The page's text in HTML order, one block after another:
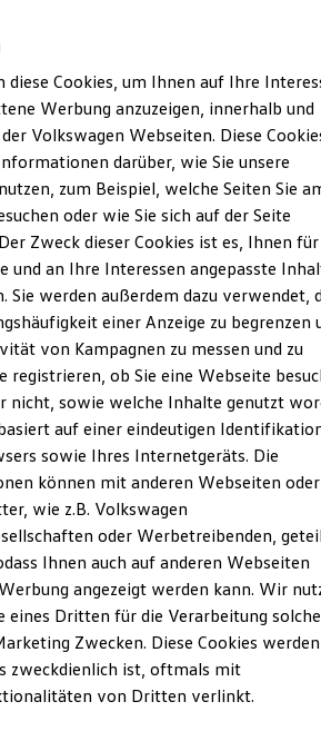
Special
Pflege & Inspektion
anfragen
Vorteile bei Volkswagen Nutzfahrzeuge
Service
& Reifen Service
und Pannenhilfe
& Apps
App
für Ihren ID. Buzz
für Ihren Transporter/Caravelle
für Ihren Amarok
für andere Modelle
Pro
Interface Data
Pathfinder
Software Updates
Besitzer
und Sicherheitssysteme
und Ölverdünnung
Betriebsflüssigkeiten
und Lifestyle Produkte
Business
Strom
Ansprechpartner
vereinbaren
im
diese Cookies, um Ihnen auf Ihre
Werbung anzuzeigen, innerhalb und
Volkswagen Webseiten. Diese
darüber, wie Sie unsere
zum Beispiel, welche Seiten Sie
oder wie Sie sich auf der Seite
Zweck dieser Cookies ist es, Ihnen für
und an Ihre Interessen angepasste
Sie werden außerdem dazu verwendet,
einer Anzeige zu begrenzen
von Kampagnen zu messen und zu
registrieren, ob Sie eine Webseite
nicht, sowie welche Inhalte genutzt
auf einer eindeutigen
sowie Ihres Internetgeräts. Die
können mit anderen Webseiten oder
wie z.B. Volkswagen
oder Werbetreibenden,
Ihnen auch auf anderen Webseiten
angezeigt werden kann. Wir
eines Dritten für die Verarbeitung
Zwecken. Diese Cookies
zweckdienlich ist, oftmals mit
von Dritten verlinkt.